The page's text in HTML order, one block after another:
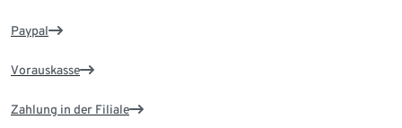
Paypal
Vorauskasse
Zahlung in der Filiale